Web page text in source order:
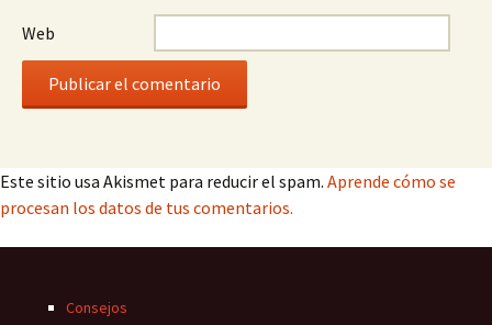
Web
Este sitio usa Akismet para reducir el spam. Aprende cómo se
procesan los datos de tus comentarios.
Consejos